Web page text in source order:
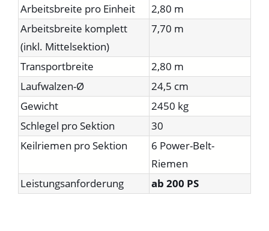
Arbeitsbreite pro Einheit
2,80 m
Arbeitsbreite komplett
(inkl. Mittelsektion)
7,70 m
Transportbreite
2,80 m
Laufwalzen-Ø
24,5 cm
Gewicht
2450 kg
Schlegel pro Sektion
30
Keilriemen pro Sektion
6 Power-Belt-
Riemen
Leistungsanforderung
ab 200 PS